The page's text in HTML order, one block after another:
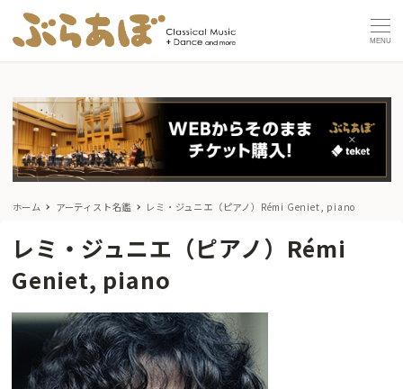
MENU
ホーム アーティスト名鑑 レミ・ジュニエ（ピアノ）Rémi Geniet, piano
レミ・ジュニエ（ピアノ）Rémi
Geniet, piano